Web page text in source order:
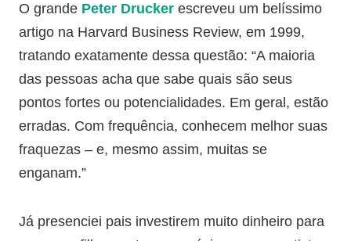
O grande Peter Drucker escreveu um belíssimo
artigo na Harvard Business Review, em 1999,
tratando exatamente dessa questão: “A maioria
das pessoas acha que sabe quais são seus
pontos fortes ou potencialidades. Em geral, estão
erradas. Com frequência, conhecem melhor suas
fraquezas – e, mesmo assim, muitas se
enganam.”
Já presenciei pais investirem muito dinheiro para